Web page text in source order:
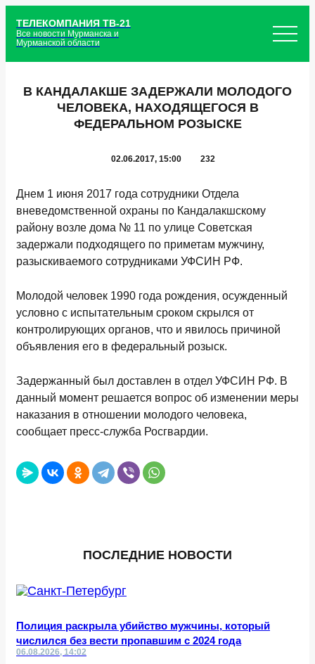
ТЕЛЕКОМПАНИЯ ТВ-21
Все новости Мурманска и
Мурманской области
В КАНДАЛАКШЕ ЗАДЕРЖАЛИ МОЛОДОГО
ЧЕЛОВЕКА, НАХОДЯЩЕГОСЯ В
ФЕДЕРАЛЬНОМ РОЗЫСКЕ
02.06.2017, 15:00 232
Днем 1 июня 2017 года сотрудники Отдела
вневедомственной охраны по Кандалакшскому
району возле дома № 11 по улице Советская
задержали подходящего по приметам мужчину,
разыскиваемого сотрудниками УФСИН РФ.
Молодой человек 1990 года рождения, осужденный
условно с испытательным сроком скрылся от
контролирующих органов, что и явилось причиной
объявления его в федеральный розыск.
Задержанный был доставлен в отдел УФСИН РФ. В
данный момент решается вопрос об изменении меры
наказания в отношении молодого человека,
сообщает пресс-служба Росгвардии.
ПОСЛЕДНИЕ НОВОСТИ
Полиция раскрыла убийство мужчины, который
числился без вести пропавшим с 2024 года
06.08.2026, 14:02